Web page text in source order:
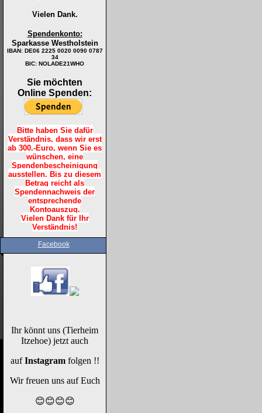
Vielen Dank.
Spendenkonto:
Sparkasse Westholstein
IBAN: DE06 2225 0020 0090 0787
34
BIC: NOLADE21WHO
Sie möchten
Online Spenden:
Bitte haben Sie dafür
Verständnis, dass wir erst
ab 300.-Euro, wenn Sie es
wünschen, eine
Spendenbescheinigung
ausstellen. Bis zu diesem
Betrag reicht als
Spendennachweis der
entsprechende
Kontoauszug.
Vielen Dank für Ihr
Verständnis!
Facebook
Ihr könnt uns (Tierheim
Itzehoe) jetzt auch
aufInstagramfolgen !!
Wir freuen uns auf Euch
😊😊😊😊